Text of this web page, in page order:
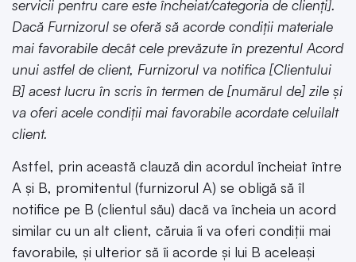
servicii pentru care este încheiat/categoria de clienți].
Dacă Furnizorul se oferă să acorde condiții materiale
mai favorabile decât cele prevăzute în prezentul Acord
unui astfel de client, Furnizorul va notifica [Clientului
B] acest lucru în scris în termen de [numărul de] zile și
va oferi acele condiții mai favorabile acordate celuilalt
client.
Astfel, prin această clauză din acordul încheiat între
A și B, promitentul (furnizorul A) se obligă să îl
notifice pe B (clientul său) dacă va încheia un acord
similar cu un alt client, căruia îi va oferi condiții mai
favorabile, și ulterior să îi acorde și lui B aceleași